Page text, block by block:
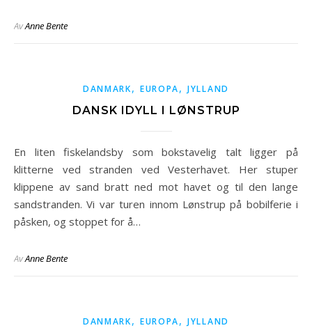
AvAnne Bente
DANMARK, EUROPA,JYLLAND
DANSK IDYLL I LØNSTRUP
En liten fiskelandsby som bokstavelig talt ligger på
klitterne ved stranden ved Vesterhavet. Her stuper
klippene av sand bratt ned mot havet og til den lange
sandstranden. Vi var turen innom Lønstrup på bobilferie i
påsken, og stoppet for å…
AvAnne Bente
DANMARK, EUROPA,JYLLAND